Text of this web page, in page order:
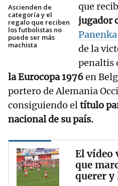
Ascienden de
categoría y el
regalo que reciben
los futbolistas no
puede ser más
machista
que
jugador
Panenka
de la
penaltis
la Eurocopa 1976en
portero de Alemania
consiguiendo eltítulo
nacional de su país.
El vídeo
que
querer y